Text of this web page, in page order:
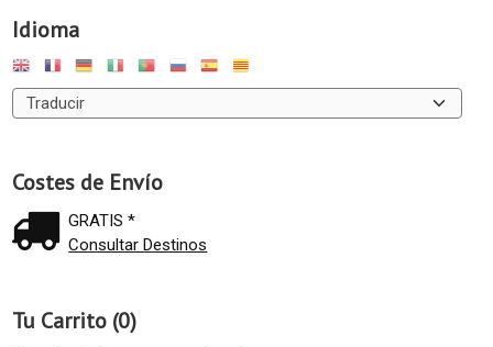
Idioma
Costes de Envío
GRATIS *
Consultar Destinos
Tu Carrito (0)